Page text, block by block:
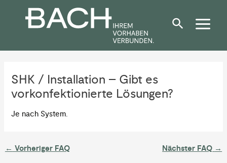
springen
SHK / Installation – Gibt es
vorkonfektionierte Lösungen?
Je nach System.
navigation
← Vorheriger FAQ Nächster FAQ →